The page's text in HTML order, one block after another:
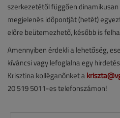
szerkezetétől függően
megjelenés időpontját (hetét)
előre beütemezhető, később is
Amennyiben érdekli a lehetőség,
kíváncsi vagy lefoglalna egy
Krisztina kolléganőnket a
20 519 5011-es telefonszámon!